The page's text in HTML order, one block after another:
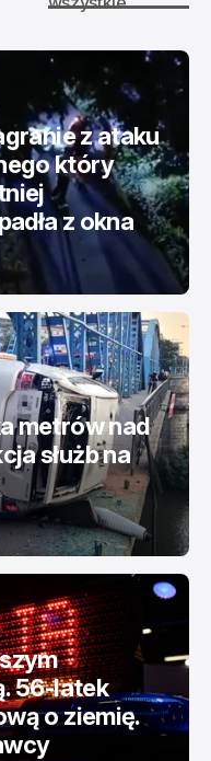
z ataku
który
z okna
metrów nad
służb na
56-latek
o ziemię.